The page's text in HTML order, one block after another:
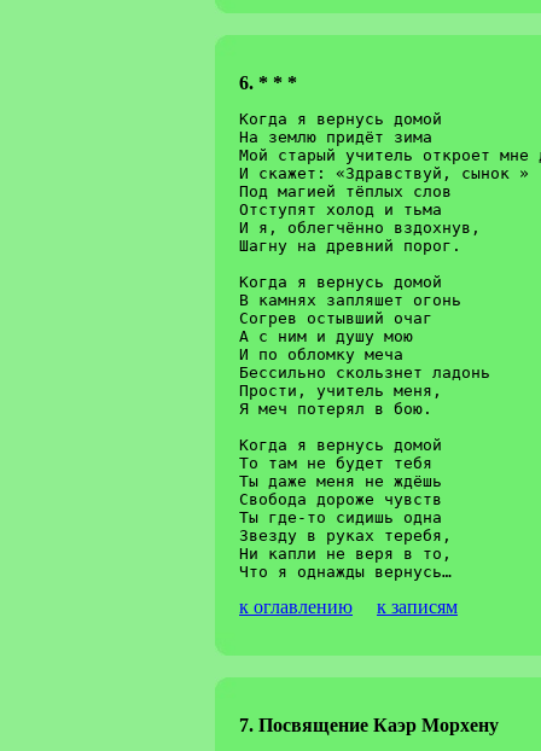
6. * * *
Когда я вернусь домой			Dm
На землю придёт зима			C  Dm
Мой старый учитель откроет мне дверь
И скажет: «Здравствуй, сынок »		Gm  A7
Под магией тёплых слов			Dm  C  F
Отступят холод и тьма			Gm  A7
И я, облегчённо вздохнув,		Dm  C  F
Шагну на древний порог.			Gm  A7  Dm
Когда я вернусь домой
В камнях запляшет огонь
Согрев остывший очаг
А с ним и душу мою
И по обломку меча
Бессильно скользнет ладонь
Прости, учитель меня,
Я меч потерял в бою.
Когда я вернусь домой
То там не будет тебя
Ты даже меня не ждёшь
Свобода дороже чувств
Ты где-то сидишь одна
Звезду в руках теребя,
Ни капли не веря в то,
к оглавлению к записям
7. Посвящение Каэр Морхену